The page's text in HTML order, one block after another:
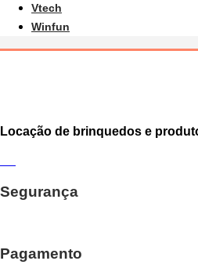
Vtech
Winfun
Locação de brinquedos e
Segurança
Pagamento